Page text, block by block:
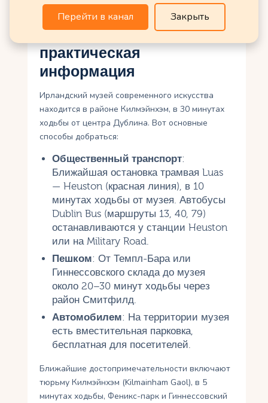
Как добраться и
практическая
информация
Ирландский музей современного искусства
находится в районе Килмэйнхэм, в 30 минутах
ходьбы от центра Дублина. Вот основные
способы добраться:
Общественный транспорт:
Ближайшая остановка трамвая Luas
— Heuston (красная линия), в 10
минутах ходьбы от музея. Автобусы
Dublin Bus (маршруты 13, 40, 79)
останавливаются у станции Heuston
или на Military Road.
Пешком: От Темпл-Бара или
Гиннессовского склада до музея
около 20–30 минут ходьбы через
район Смитфилд.
Автомобилем: На территории музея
есть вместительная парковка,
бесплатная для посетителей.
Ближайшие достопримечательности включают
тюрьму Килмэйнхэм (Kilmainham Gaol), в 5
минутах ходьбы, Феникс-парк и Гиннессовский
Перейти в канал Закрыть